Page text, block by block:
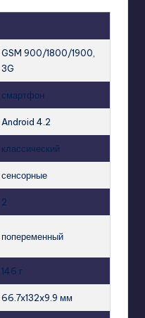
GSM 900/1800/1900,
3G
смартфон
Android 4.2
классический
сенсорные
2
попеременный
146 г
66.7x132x9.9 мм